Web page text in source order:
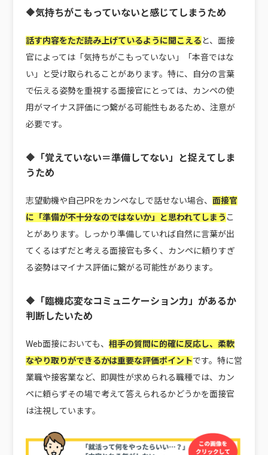
🔶気持ちがこもっていないと感じてしまうため
話す内容をただ読み上げているように聞こえると、面接
官によっては「気持ちがこもっていない」「本音ではな
い」と受け取られることがあります。特に、自分の言葉
で伝える姿勢を重視する面接官にとっては、カンペの使
用がマイナス評価につ繋がる可能性もあるため、注意が
必要です。
🔶「覚えていない＝準備してない」と捉えてしま
うため
志望動機や自己PRをカンペなしで話せない場合、 面接官
に「準備が不十分なのではないか」と思われてしまう こ
とがあります。しっかり準備していれば自然に言葉が出
てくるはずだと考える面接官も多く、カンペに頼りすぎ
る姿勢はマイナス評価に繋がる可能性があります。
🔶「臨機応変なコミュニケーション力」があるか
判断したいため
Web面接においても、 相手の質問に的確に反応し、柔軟
なやり取りができるかは重要な評価ポイントです。特に営
業職や接客業など、即興性が求められる職種では、カン
ペに頼らずその場で考えて答えられるかどうかを面接官
は注視しています。